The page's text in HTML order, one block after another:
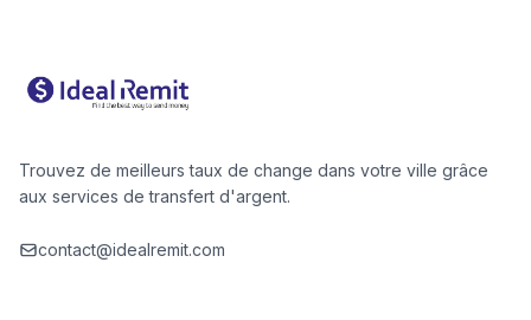
Trouvez de meilleurs taux de change dans votre ville grâce
aux services de transfert d'argent.
contact@idealremit.com